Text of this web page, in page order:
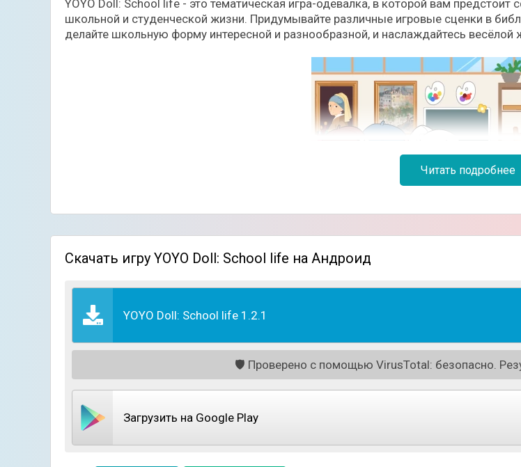
YOYO Doll: School life - это тематическая игра-одевалка, в которой вам
школьной и студенческой жизни. Придумывайте различные игровые сценки в
делайте школьную форму интересной и разнообразной, и наслаждайтесь весёлой
В этой тематической игре-одевалке вы сможете стать не только стилистом, но и
интерьер библиотеки, учительской комнаты или игровой площадки.
Читать подробнее
Скачать игру YOYO Doll: School life на Андроид
YOYO Doll: School life 1.2.1
🛡️ Проверено с помощью VirusTotal: безопасно.
Загрузить на Google Play